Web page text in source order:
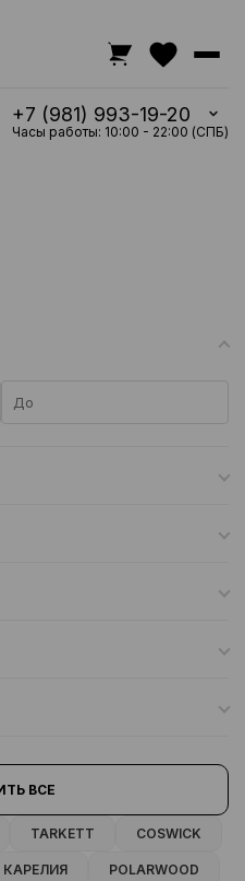
+7 (981) 993-19-20
Часы работы: 10:00 - 22:00 (СПБ)
ВСЕ
TARKETT COSWICK
КАРЕЛИЯ POLARWOOD